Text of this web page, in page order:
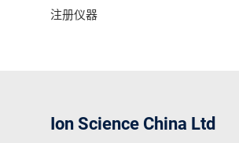
注册仪器
Ion Science China Ltd